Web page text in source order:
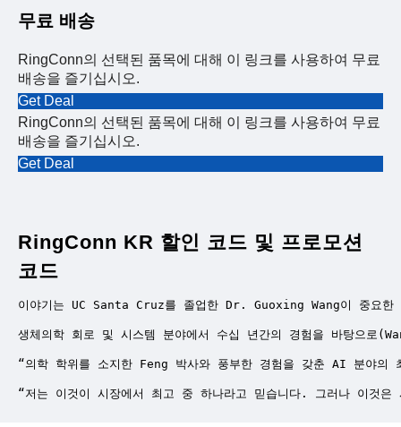
무료 배송
RingConn의 선택된 품목에 대해 이 링크를 사용하여 무료
배송을 즐기십시오.
Get Deal
RingConn의 선택된 품목에 대해 이 링크를 사용하여 무료
배송을 즐기십시오.
Get Deal
RingConn KR 할인 코드 및 프로모션
코드
이야기는 UC Santa Cruz를 졸업한 Dr. Guoxing Wang이 중요한
생체의학 회로 및 시스템 분야에서 수십 년간의 경험을 바탕으로
“의학 학위를 소지한 Feng 박사와 풍부한 경험을 갖춘 AI 분야의
“저는 이것이 시장에서 최고 중 하나라고 믿습니다. 그러나 이것